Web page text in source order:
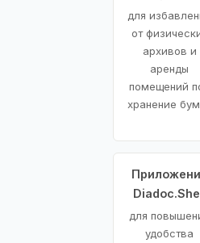
для
от
архивов и
аренды
помещений
хранение
для
удобства